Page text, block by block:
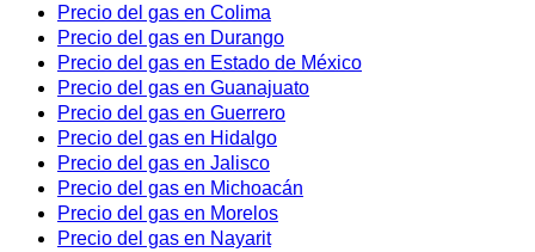
Precio del gas en Colima
Precio del gas en Durango
Precio del gas en Estado de México
Precio del gas en Guanajuato
Precio del gas en Guerrero
Precio del gas en Hidalgo
Precio del gas en Jalisco
Precio del gas en Michoacán
Precio del gas en Morelos
Precio del gas en Nayarit